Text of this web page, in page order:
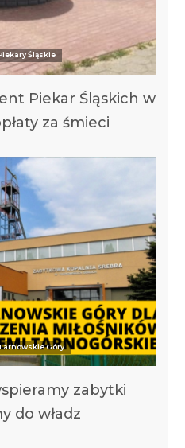
Śląskie
Piekar Śląskich w
za śmieci
Góry
zabytki
do władz